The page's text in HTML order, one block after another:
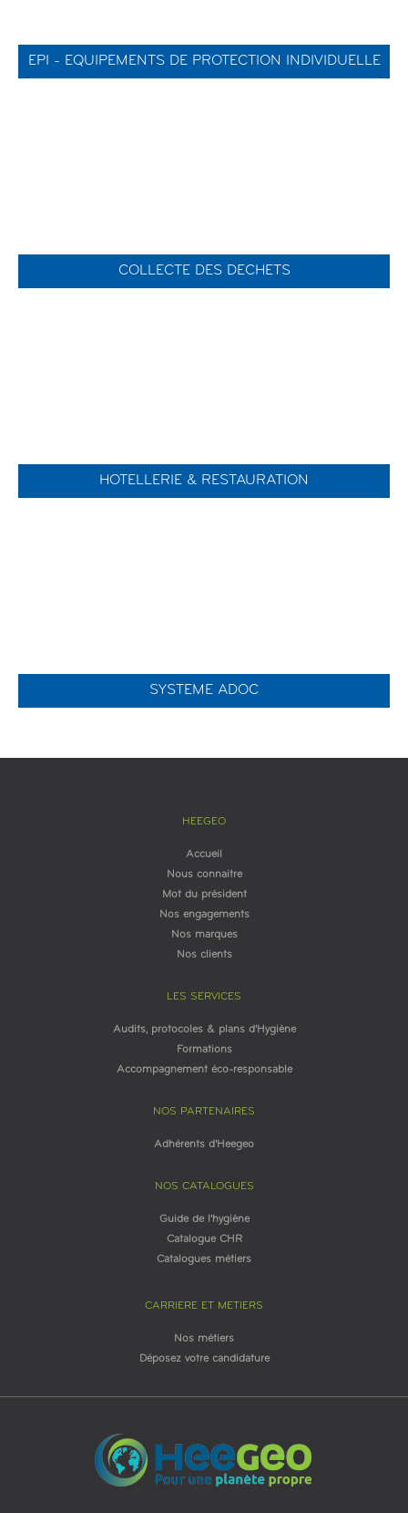
EPI - EQUIPEMENTS DE PROTECTION INDIVIDUELLE
COLLECTE DES DECHETS
HOTELLERIE & RESTAURATION
SYSTEME ADOC
HEEGEO
Accueil
Nous connaitre
Mot du président
Nos engagements
Nos marques
Nos clients
LES SERVICES
Audits, protocoles & plans d'Hygiène
Formations
Accompagnement éco-responsable
NOS PARTENAIRES
Adhérents d'Heegeo
NOS CATALOGUES
Guide de l'hygiène
Catalogue CHR
Catalogues métiers
CARRIERE ET METIERS
Nos métiers
Déposez votre candidature